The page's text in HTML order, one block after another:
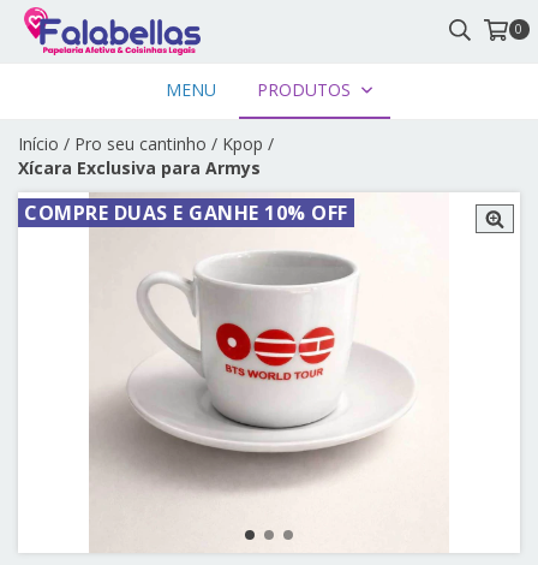
0
MENU PRODUTOS
Início / Pro seu cantinho / Kpop /
Xícara Exclusiva para Armys
COMPRE DUAS E GANHE 10% OFF